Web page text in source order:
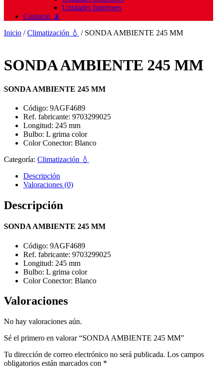
Unidades Interiores
Contacto 📡
Inicio /Climatización 💧 / SONDA AMBIENTE 245 MM
SONDA AMBIENTE 245 MM
SONDA AMBIENTE 245 MM
Código: 9AGF4689
Ref. fabricante: 9703299025
Longitud: 245 mm
Bulbo: L grima color
Color Conector: Blanco
Categoría: Climatización 💧
Descripción
Valoraciones (0)
Descripción
SONDA AMBIENTE 245 MM
Código: 9AGF4689
Ref. fabricante: 9703299025
Longitud: 245 mm
Bulbo: L grima color
Color Conector: Blanco
Valoraciones
No hay valoraciones aún.
Sé el primero en valorar “SONDA AMBIENTE 245 MM”
Tu dirección de correo electrónico no será publicada. Los campos
obligatorios están marcados con *